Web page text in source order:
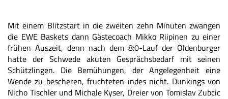
Mit einem Blitzstart in die zweiten zehn Minuten zwangen
die EWE Baskets dann Gästecoach Mikko Riipinen zu einer
frühen Auszeit, denn nach dem 8:0-Lauf der Oldenburger
hatte der Schwede akuten Gesprächsbedarf mit seinen
Schützlingen. Die Bemühungen, der Angelegenheit eine
Wende zu bescheren, fruchteten indes nicht. Dunkings von
Nicho Tischler und Michale Kyser, Dreier von Tomislav Zubcic